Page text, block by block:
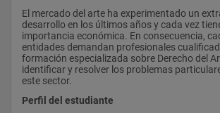
El mercado del arte ha experimentado un
desarrollo en los últimos años y cada vez
importancia económica. En consecuencia,
entidades demandan profesionales
formación especializada sobre Derecho del
identificar y resolver los problemas
este sector.
Perfil del estudiante